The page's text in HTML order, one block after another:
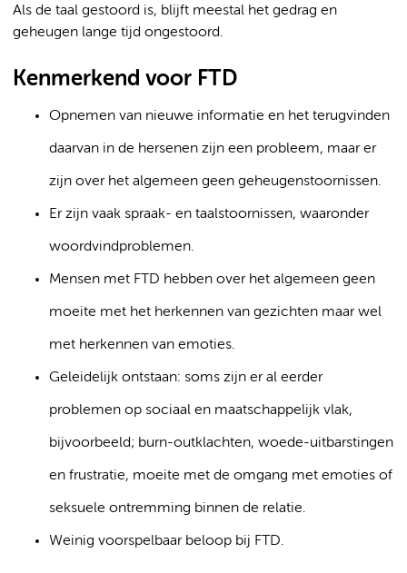
Als de taal gestoord is, blijft meestal het gedrag en
geheugen lange tijd ongestoord.
Kenmerkend voor FTD
Opnemen van nieuwe informatie en het terugvinden
daarvan in de hersenen zijn een probleem, maar er
zijn over het algemeen geen geheugenstoornissen.
Er zijn vaak spraak- en taalstoornissen, waaronder
woordvindproblemen.
Mensen met FTD hebben over het algemeen geen
moeite met het herkennen van gezichten maar wel
met herkennen van emoties.
Geleidelijk ontstaan: soms zijn er al eerder
problemen op sociaal en maatschappelijk vlak,
bijvoorbeeld; burn-outklachten, woede-uitbarstingen
en frustratie, moeite met de omgang met emoties of
seksuele ontremming binnen de relatie.
Weinig voorspelbaar beloop bij FTD.